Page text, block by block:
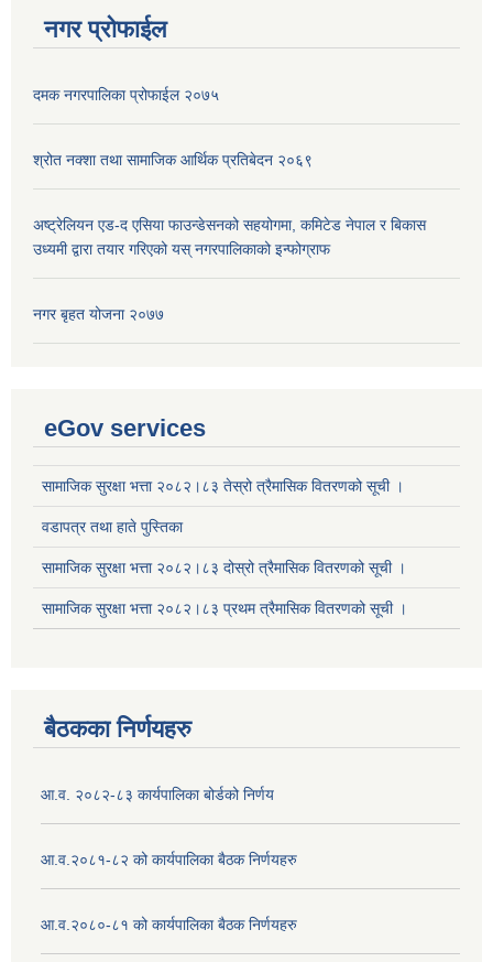
नगर प्रोफाईल
दमक नगरपालिका प्रोफाईल २०७५
श्रोत नक्शा तथा सामाजिक आर्थिक प्रतिबेदन २०६९
अष्ट्रेलियन एड-द एसिया फाउन्डेसनको सहयोगमा, कमिटेड नेपाल र बिकास
उध्यमी द्वारा तयार गरिएको यस् नगरपालिकाको इन्फोग्राफ
नगर बृहत योजना २०७७
eGov services
सामाजिक सुरक्षा भत्ता २०८२।८३ तेस्रो त्रैमासिक वितरणको सूची ।
वडापत्र तथा हाते पुस्तिका
सामाजिक सुरक्षा भत्ता २०८२।८३ दोस्रो त्रैमासिक वितरणको सूची ।
सामाजिक सुरक्षा भत्ता २०८२।८३ प्रथम त्रैमासिक वितरणको सूची ।
बैठकका निर्णयहरु
आ.व. २०८२-८३ कार्यपालिका बोर्डको निर्णय
आ.व.२०८१-८२ को कार्यपालिका बैठक निर्णयहरु
आ.व.२०८०-८१ को कार्यपालिका बैठक निर्णयहरु